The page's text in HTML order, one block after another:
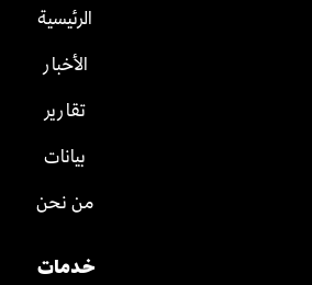
الرئيسية
الأخبار
تقارير
بيانات
من نحن
خدمات